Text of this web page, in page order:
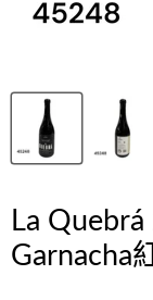
La
Garnacha